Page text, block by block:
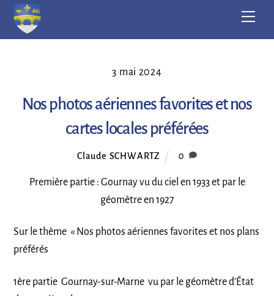
Skip
3 mai 2024
Nos photos aériennes favorites et nos
cartes locales préférées
Claude SCHWARTZ 0
Première partie : Gournay vu du ciel en 1933 et par le
géomètre en 1927
Sur le thème « Nos photos aériennes favorites et nos plans
préférés
1ère partie Gournay-sur-Marne vu par le géomètre d’État